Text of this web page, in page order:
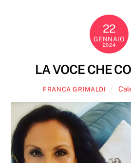
22
GENNAIO
2024
LA VOCE CHE
FRANCA GRIMALDI